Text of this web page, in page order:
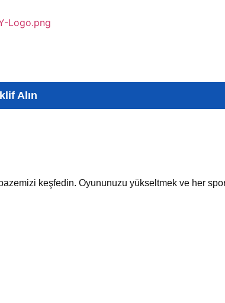
Alın
keşfedin. Oyununuzu yükseltmek ve her